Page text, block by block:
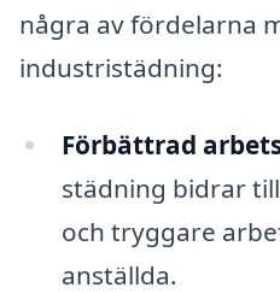
några av fördelarna
industristädning:
Förbättrad
städning bidrar
och tryggare
anställda.